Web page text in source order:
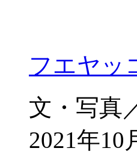
フエヤッ
文・写真
2021年10